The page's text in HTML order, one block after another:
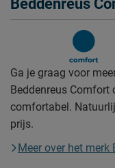
Beddenreus
Ga je graag voor
Beddenreus Comfort
comfortabel.
prijs.
Meer over het merk